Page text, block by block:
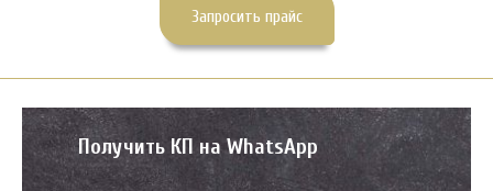
Запросить прайс
Получить КП на WhatsApp